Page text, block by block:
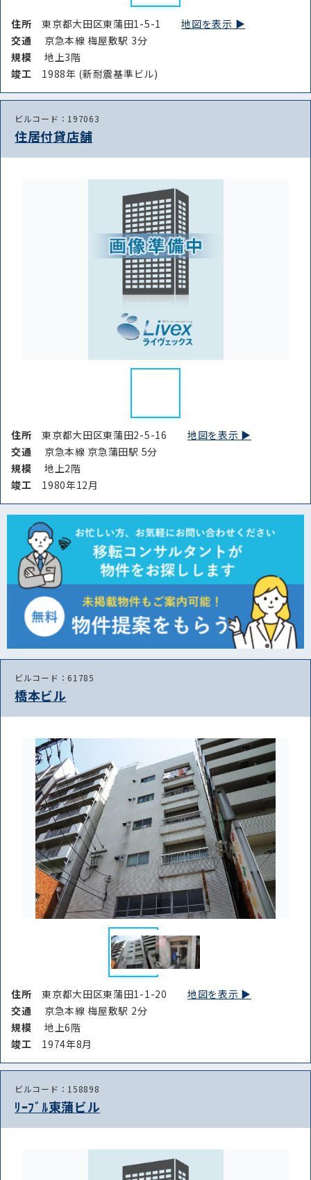
住所 路線・駅
条件を絞り込む
住所東京都大田区東蒲田1-5-1地図を表示 ▶︎
交通
京急本線 梅屋敷駅 3分
規模
地上3階
竣⼯ 1988年 (新耐震基準ビル)
ビルコード：197063
住居付貸店舗
住所東京都大田区東蒲田2-5-16地図を表示 ▶︎
交通
京急本線 京急蒲田駅 5分
規模
地上2階
竣⼯ 1980年12月
ビルコード：61785
橋本ビル
住所東京都大田区東蒲田1-1-20地図を表示 ▶︎
交通
京急本線 梅屋敷駅 2分
規模
地上6階
竣⼯ 1974年8月
ビルコード：158898
ﾘｰﾌﾞﾙ東蒲ビル